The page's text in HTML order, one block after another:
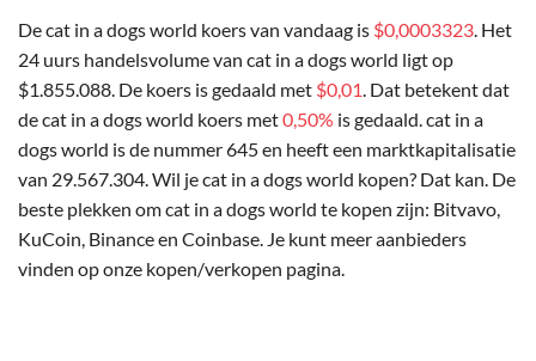
De cat in a dogs world koers van vandaag is $0,0003323. Het
24 uurs handelsvolume van cat in a dogs world ligt op
$1.855.088. De koers is gedaald met $0,01. Dat betekent dat
de cat in a dogs world koers met0,50% is gedaald. cat in a
dogs world is de nummer 645 en heeft een marktkapitalisatie
van 29.567.304. Wil je cat in a dogs world kopen? Dat kan. De
beste plekken om cat in a dogs world te kopen zijn: Bitvavo,
KuCoin, Binance en Coinbase. Je kunt meer aanbieders
vinden op onze kopen/verkopen pagina.